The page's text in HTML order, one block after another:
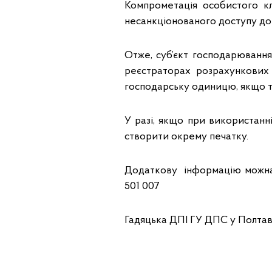
Компрометація
несанкціонованого доступу
Отже, суб’єкт
реєстраторах
господарську одиницю, якщо
У разі, якщо при
створити окрему печатку.
Додаткову інформацію
501 007
Гадяцька ДПІ ГУ ДПС у